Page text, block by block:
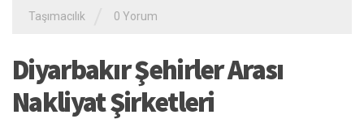
Taşımacılık 0 Yorum
Diyarbakır Şehirler Arası
Nakliyat Şirketleri